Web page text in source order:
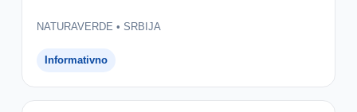
NATURAVERDE • SRBIJA
Informativno